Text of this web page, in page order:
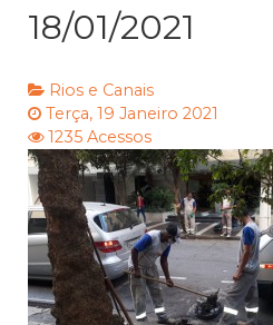
18/01/2021
Rios e Canais
Terça, 19 Janeiro 2021
1235 Acessos